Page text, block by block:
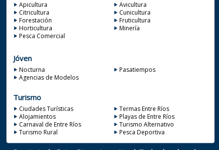
Apicultura
Avicultura
Citricultura
Cunicultura
Forestación
Fruticultura
Horticultura
Minería
Pesca Comercial
Jóven
Nocturna
Pasatiempos
Agencias de Modelos
Turismo
Ciudades Turísticas
Termas Entre Ríos
Alojamientos
Playas de Entre Ríos
Carnaval de Entre Ríos
Turismo Alternativo
Turismo Rural
Pesca Deportiva